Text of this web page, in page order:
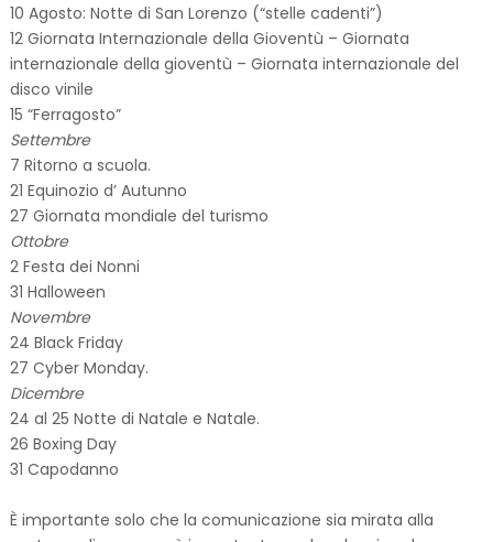
10 Agosto: Notte di San Lorenzo (“stelle cadenti”)
12 Giornata Internazionale della Gioventù – Giornata
internazionale della gioventù – Giornata internazionale del
disco vinile
15 “Ferragosto”
Settembre
7 Ritorno a scuola.
21 Equinozio d’ Autunno
27 Giornata mondiale del turismo
Ottobre
2 Festa dei Nonni
31 Halloween
Novembre
24 Black Friday
27 Cyber Monday.
Dicembre
24 al 25 Notte di Natale e Natale.
26 Boxing Day
31 Capodanno
È importante solo che la comunicazione sia mirata alla